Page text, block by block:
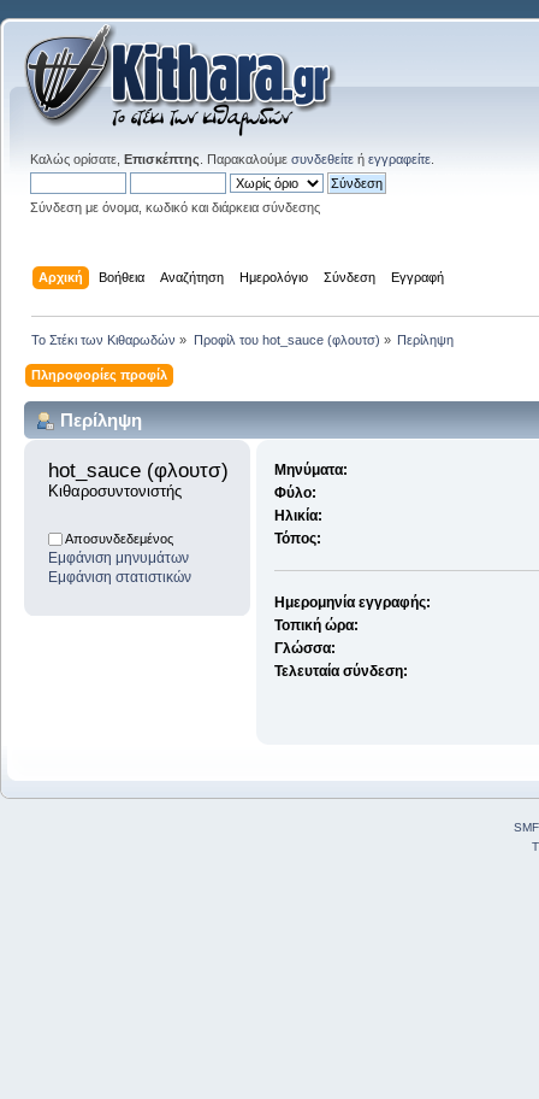
Καλώς ορίσατε, Επισκέπτης . Παρακαλούμε συνδεθείτε ή εγγραφείτε
Σύνδεση με όνομα, κωδικό και διάρκεια σύνδεσης
Αρχική Βοήθεια Αναζήτηση Ημερολόγιο Σύνδεση Εγγραφή
Το Στέκι των Κιθαρωδών » Προφίλ του hot_sauce (φλουτσ) » Περίληψη
Πληροφορίες προφίλ
Περίληψη
Κιθαροσυντονιστής
Αποσυνδεδεμένος
Εμφάνιση μηνυμάτων
Εμφάνιση στατιστικών
Μηνύματα:
Φύλο:
Ηλικία:
Τόπος:
Ημερομηνία εγγραφής:
Τοπική ώρα:
Γλώσσα:
Τελευταία σύνδεση: